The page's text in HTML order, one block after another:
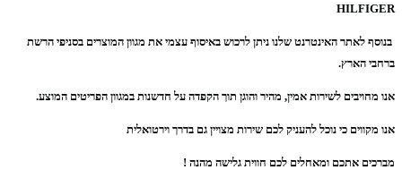
HILFIGER
בנוסף לאתר האינטרנט שלנו ניתן לרכוש באיסוף עצמי את מגוון המוצרים בסניפי הרשת
ברחבי הארץ.
אנו מחויבים לשירות אמין, מהיר והוגן תוך הקפדה על חדשנות במגוון הפריטים המוצע.
אנו מקווים כי נוכל להעניק לכם שירות מצויין גם בדרך וירטואלית
מברכים אתכם ומאחלים לכם חווית גלישה מהנה !